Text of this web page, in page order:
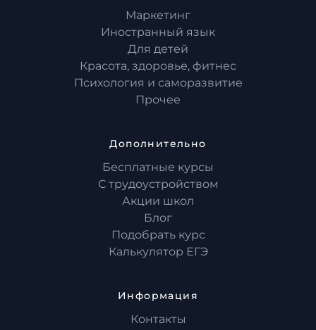
Маркетинг
Иностранный язык
Для детей
Красота, здоровье, фитнес
Психология и саморазвитие
Прочее
Дополнительно
Бесплатные курсы
С трудоустройством
Акции школ
Блог
Подобрать курс
Калькулятор ЕГЭ
Информация
Контакты